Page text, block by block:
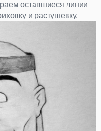
оставшиеся линии
и растушевку.